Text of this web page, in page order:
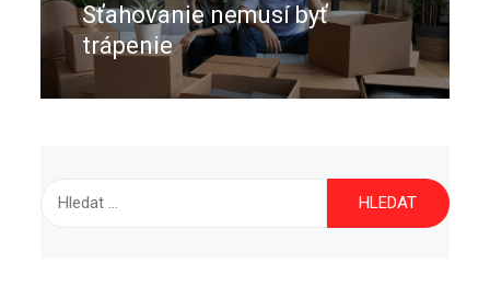
Next
post:
Sťahovanie nemusí byť
trápenie